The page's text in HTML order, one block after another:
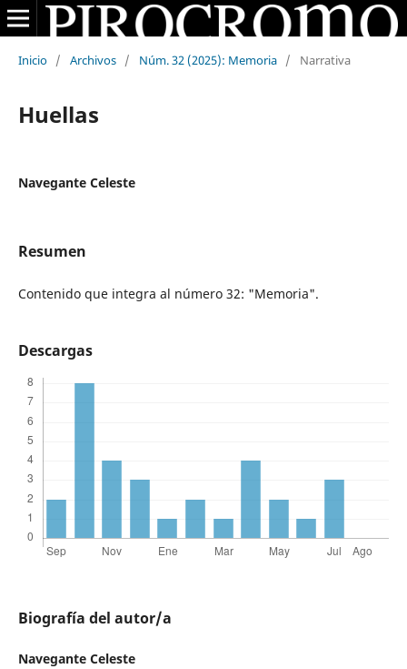
Inicio / Archivos / Núm. 32 (2025): Memoria / Narrativa
Huellas
Navegante Celeste
Resumen
Contenido que integra al número 32: "Memoria".
Descargas
Biografía del autor/a
Navegante Celeste